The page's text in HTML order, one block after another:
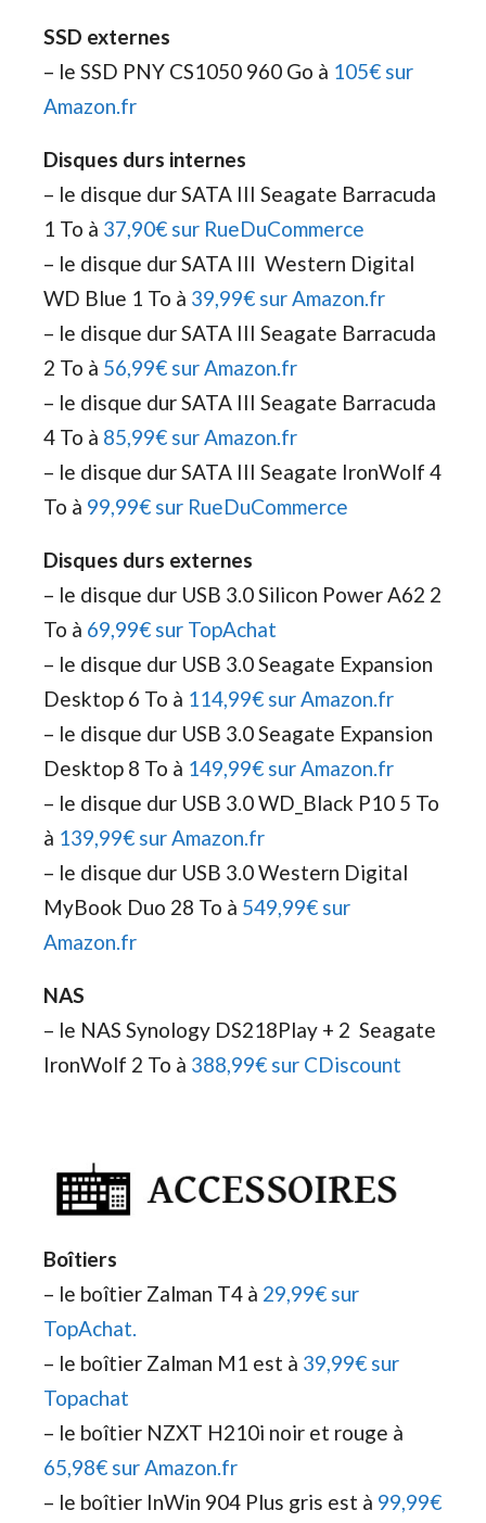
SSD externes
– le SSD PNY CS1050 960 Go à 105€ sur
Amazon.fr
Disques durs internes
– le disque dur SATA III Seagate Barracuda
1 To à 37,90€ sur RueDuCommerce
– le disque dur SATA III Western Digital
WD Blue 1 To à 39,99€ sur Amazon.fr
– le disque dur SATA III Seagate Barracuda
2 To à 56,99€ sur Amazon.fr
– le disque dur SATA III Seagate Barracuda
4 To à 85,99€ sur Amazon.fr
– le disque dur SATA III Seagate IronWolf 4
To à 99,99€ sur RueDuCommerce
Disques durs externes
– le disque dur USB 3.0 Silicon Power A62 2
To à 69,99€ sur TopAchat
– le disque dur USB 3.0 Seagate Expansion
Desktop 6 To à 114,99€ sur Amazon.fr
– le disque dur USB 3.0 Seagate Expansion
Desktop 8 To à 149,99€ sur Amazon.fr
– le disque dur USB 3.0 WD_Black P10 5 To
à 139,99€ sur Amazon.fr
– le disque dur USB 3.0 Western Digital
MyBook Duo 28 To à 549,99€ sur
Amazon.fr
NAS
– le NAS Synology DS218Play + 2 Seagate
IronWolf 2 To à 388,99€ sur CDiscount
Boîtiers
– le boîtier Zalman T4 à 29,99€ sur
TopAchat.
– le boîtier Zalman M1 est à 39,99€ sur
Topachat
– le boîtier NZXT H210i noir et rouge à
65,98€ sur Amazon.fr
– le boîtier InWin 904 Plus gris est à 99,99€